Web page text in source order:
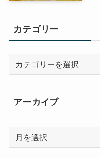
カテゴリー
リ
ー
アーカイブ